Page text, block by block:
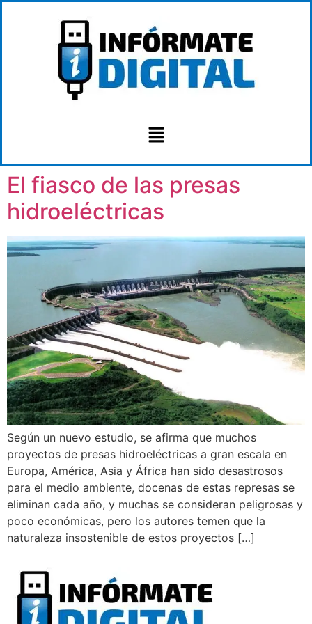
El fiasco de las presas
hidroeléctricas
Según un nuevo estudio, se afirma que muchos
proyectos de presas hidroeléctricas a gran escala en
Europa, América, Asia y África han sido desastrosos
para el medio ambiente, docenas de estas represas se
eliminan cada año, y muchas se consideran peligrosas y
poco económicas, pero los autores temen que la
naturaleza insostenible de estos proyectos […]